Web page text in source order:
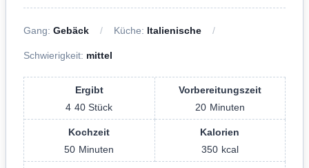
Gang: Gebäck Küche: Italienische
Schwierigkeit: mittel
Ergibt
4 40 Stück
Vorbereitungszeit
20 Minuten
Kochzeit
50 Minuten
Kalorien
350 kcal